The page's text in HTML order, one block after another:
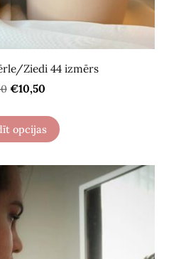
Ziedi 44 izmērs
€10,50
opcijas